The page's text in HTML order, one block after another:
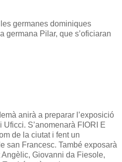
germanes dominiques
germana Pilar, que s’oficiaran
anirà a preparar l’exposició
S’anomenarà FIORI E
de la ciutat i fent un
san Francesc. També exposarà
Giovanni da Fiesole,